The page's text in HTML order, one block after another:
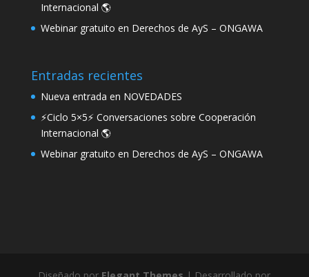
Internacional 🌎
Webinar gratuito en Derechos de AyS – ONGAWA
Entradas recientes
Nueva entrada en NOVEDADES
⚡Ciclo 5×5⚡ Conversaciones sobre Cooperación
Internacional 🌎
Webinar gratuito en Derechos de AyS – ONGAWA